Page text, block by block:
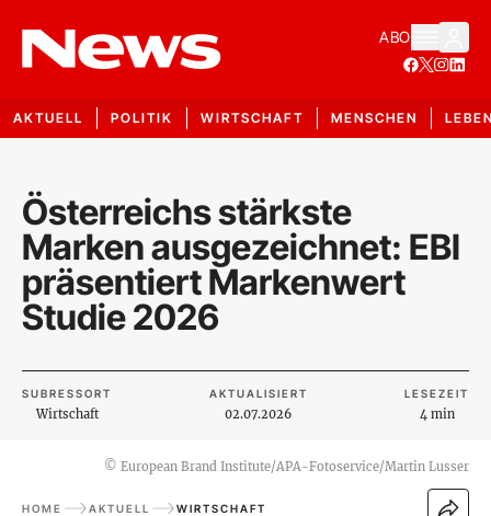
ABO
AKTUELL POLITIK WIRTSCHAFT MENSCHEN
Österreichs stärkste
Marken ausgezeichnet: EBI
präsentiert Markenwert
Studie 2026
SUBRESSORT
Wirtschaft
AKTUALISIERT
02.07.2026
LESEZEIT
4 min
© European Brand Institute/APA-Fotoservice/Martin Lusser
HOME AKTUELL WIRTSCHAFT